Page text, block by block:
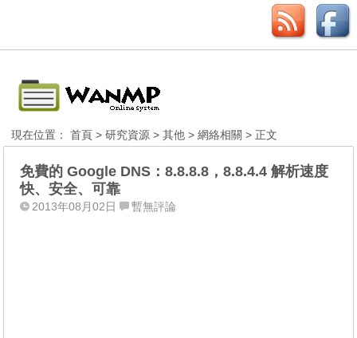
現在位置：首頁 >研究資源 >其他 >網絡相關 > 正文
免費的 Google DNS：8.8.8.8，8.8.4.4 解析速度
快、安全、可靠
2013年08月02日 暫無評論